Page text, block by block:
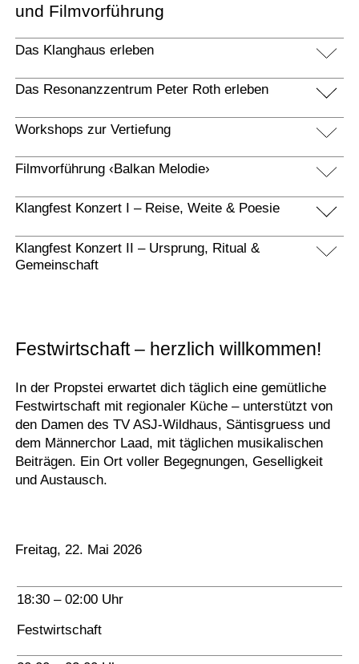
und Filmvorführung
Das Klanghaus erleben
Das Resonanzzentrum Peter Roth erleben
Workshops zur Vertiefung
Filmvorführung ‹Balkan Melodie›
Klangfest Konzert I – Reise, Weite & Poesie
Klangfest Konzert II – Ursprung, Ritual &
Gemeinschaft
Festwirtschaft – herzlich willkommen!
In der Propstei erwartet dich täglich eine gemütliche
Festwirtschaft mit regionaler Küche – unterstützt von
den Damen des TV ASJ-Wildhaus, Säntisgruess und
dem Männerchor Laad, mit täglichen musikalischen
Beiträgen. Ein Ort voller Begegnungen, Geselligkeit
und Austausch.
Freitag, 22. Mai 2026
18:30 – 02:00 Uhr
Festwirtschaft